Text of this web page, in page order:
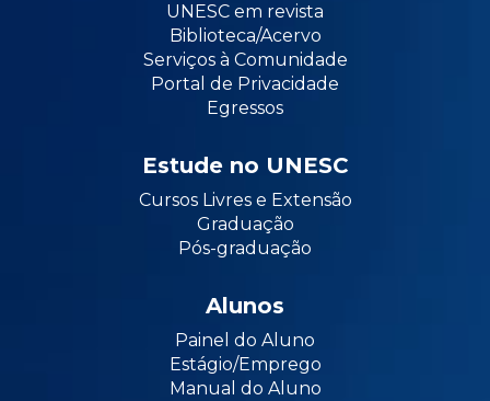
UNESC em revista
Biblioteca/Acervo
Serviços à Comunidade
Portal de Privacidade
Egressos
Estude no UNESC
Cursos Livres e Extensão
Graduação
Pós-graduação
Alunos
Painel do Aluno
Estágio/Emprego
Manual do Aluno